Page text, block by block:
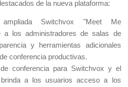
de la nueva plataforma:
ampliada Switchvox "Meet Me
a los administradores de salas de
y herramientas adicionales
conferencia productivas.
conferencia para Switchvox y el
a los usuarios acceso a los